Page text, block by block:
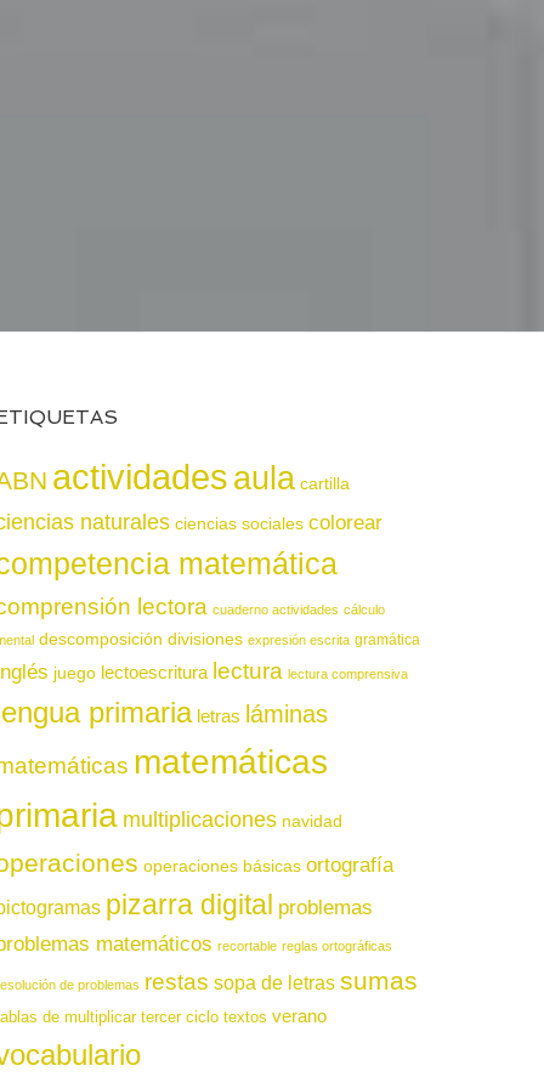
actividadesaula cartilla
naturales ciencias sociales colorear
matemática
lectora cuaderno actividades cálculo
descomposición divisiones expresión escrita gramática
juego lectoescritura lectura lectura comprensiva
primaria letras láminas
matemáticas
multiplicaciones navidad
operaciones básicas ortografía
pizarra digital problemas
matemáticos recortable reglas ortográficas
de problemas restas sopa de letras sumas
de multiplicar tercer ciclo textos verano